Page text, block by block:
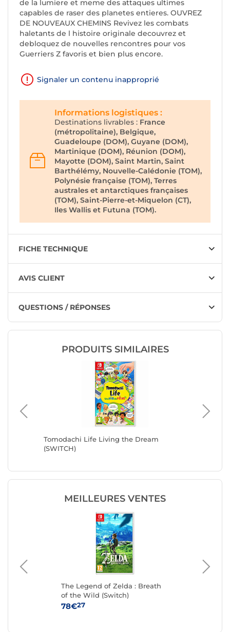
de la lumiere et meme des attaques ultimes
capables de raser des planetes entieres. OUVREZ
DE NOUVEAUX CHEMINS Revivez les combats
haletants de l histoire originale decouvrez et
debloquez de nouvelles rencontres pour vos
Guerriers Z favoris et bien plus encore.
Signaler un contenu inapproprié
Informations logistiques :
Destinations livrables : France
(métropolitaine), Belgique,
Guadeloupe (DOM), Guyane (DOM),
Martinique (DOM), Réunion (DOM),
Mayotte (DOM), Saint Martin, Saint
Barthélémy, Nouvelle-Calédonie (TOM),
Polynésie française (TOM), Terres
australes et antarctiques françaises
(TOM), Saint-Pierre-et-Miquelon (CT),
Iles Wallis et Futuna (TOM).
FICHE TECHNIQUE
AVIS CLIENT
QUESTIONS / RÉPONSES
PRODUITS SIMILAIRES
Tomodachi Life Living the Dream
(SWITCH)
MEILLEURES VENTES
The Legend of Zelda : Breath
of the Wild (Switch)
78€27